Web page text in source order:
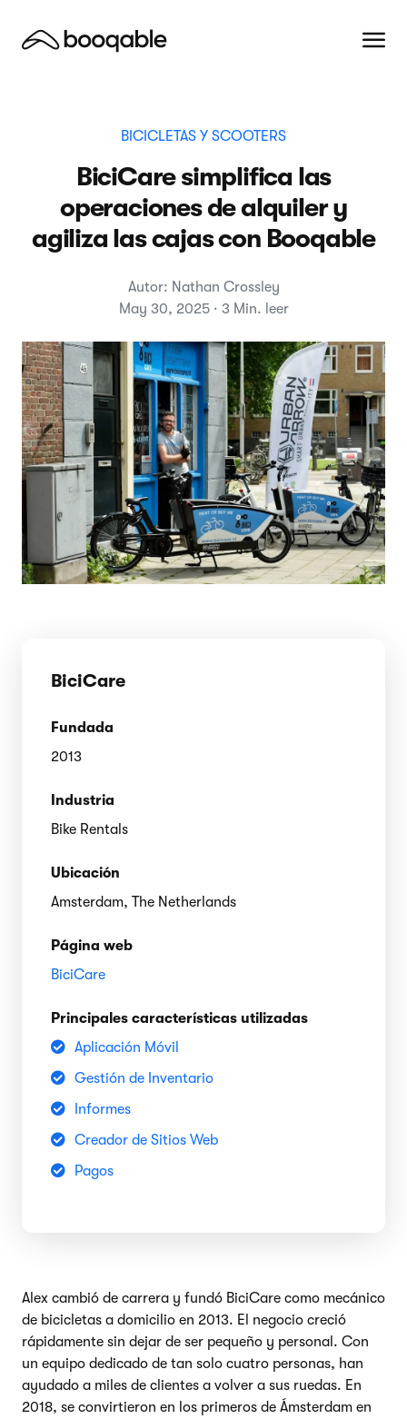
BICICLETAS Y SCOOTERS
BiciCare simplifica las
operaciones de alquiler y
agiliza las cajas con Booqable
Autor: Nathan Crossley
May 30, 2025 · 3 Min. leer
BiciCare
Fundada
2013
Industria
Bike Rentals
Ubicación
Amsterdam, The Netherlands
Página web
BiciCare
Principales características utilizadas
Aplicación Móvil
Gestión de Inventario
Informes
Creador de Sitios Web
Pagos
Alex cambió de carrera y fundó BiciCare como mecánico
de bicicletas a domicilio en 2013. El negocio creció
rápidamente sin dejar de ser pequeño y personal. Con
un equipo dedicado de tan solo cuatro personas, han
ayudado a miles de clientes a volver a sus ruedas. En
2018, se convirtieron en los primeros de Ámsterdam en